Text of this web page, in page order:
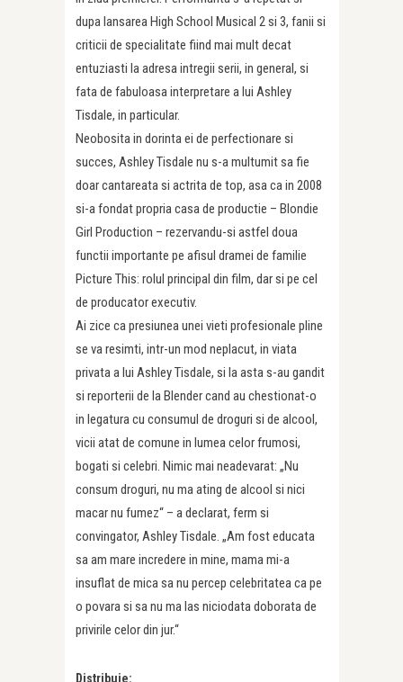
dupa lansarea High School Musical 2 si 3, fanii si
criticii de specialitate fiind mai mult decat
entuziasti la adresa intregii serii, in general, si
fata de fabuloasa interpretare a lui Ashley
Tisdale, in particular.
Neobosita in dorinta ei de perfectionare si
succes, Ashley Tisdale nu s-a multumit sa fie
doar cantareata si actrita de top, asa ca in 2008
si-a fondat propria casa de productie – Blondie
Girl Production – rezervandu-si astfel doua
functii importante pe afisul dramei de familie
Picture This: rolul principal din film, dar si pe cel
de producator executiv.
Ai zice ca presiunea unei vieti profesionale pline
se va resimti, intr-un mod neplacut, in viata
privata a lui Ashley Tisdale, si la asta s-au gandit
si reporterii de la Blender cand au chestionat-o
in legatura cu consumul de droguri si de alcool,
vicii atat de comune in lumea celor frumosi,
bogati si celebri. Nimic mai neadevarat: „Nu
consum droguri, nu ma ating de alcool si nici
macar nu fumez“ – a declarat, ferm si
convingator, Ashley Tisdale. „Am fost educata
sa am mare incredere in mine, mama mi-a
insuflat de mica sa nu percep celebritatea ca pe
o povara si sa nu ma las niciodata doborata de
privirile celor din jur.“
Distribuie: